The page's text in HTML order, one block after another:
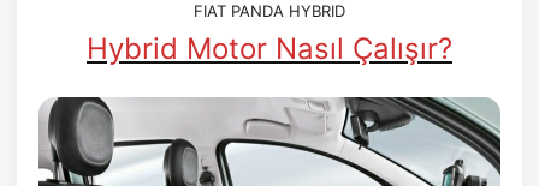
FIAT PANDA HYBRID
Hybrid Motor Nasıl Çalışır?